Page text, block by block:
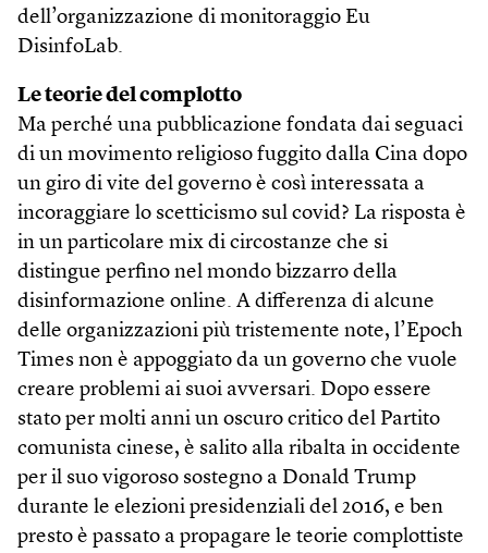
dell’organizzazione di monitoraggio Eu
DisinfoLab.
Le teorie del complotto
Ma perché una pubblicazione fondata dai seguaci
di un movimento religioso fuggito dalla Cina dopo
un giro di vite del governo è così interessata a
incoraggiare lo scetticismo sul covid? La risposta è
in un particolare mix di circostanze che si
distingue perfino nel mondo bizzarro della
disinformazione online. A differenza di alcune
delle organizzazioni più tristemente note, l’Epoch
Times non è appoggiato da un governo che vuole
creare problemi ai suoi avversari. Dopo essere
stato per molti anni un oscuro critico del Partito
comunista cinese, è salito alla ribalta in occidente
per il suo vigoroso sostegno a Donald Trump
durante le elezioni presidenziali del 2016, e ben
presto è passato a propagare le teorie complottiste